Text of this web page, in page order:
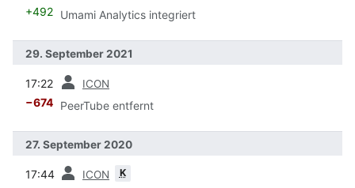
+492 Umami Analytics integriert
29. September 2021
17:22 ICON
−674 PeerTube entfernt
27. September 2020
17:44 ICON K